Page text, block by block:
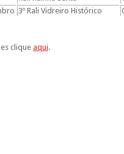
3º Rali Vidreiro Histórico
cliqueaqui.